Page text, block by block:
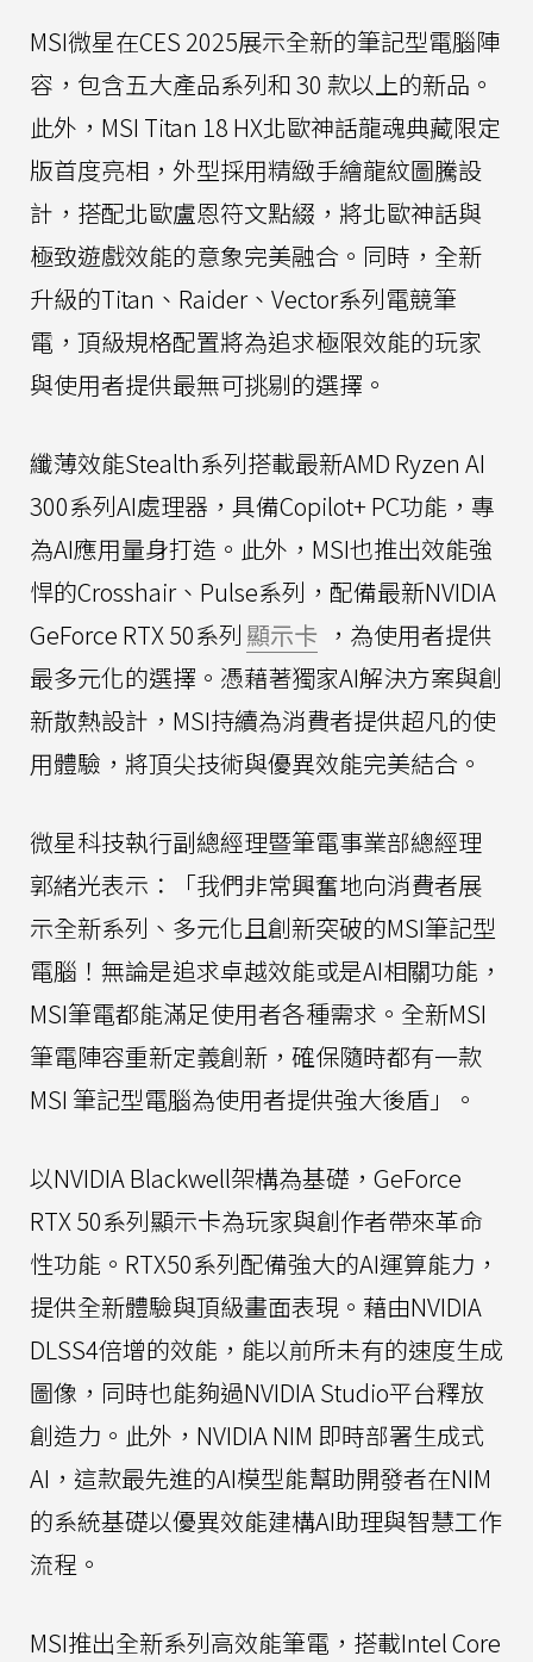
MSI微星在CES 2025展示全新的筆記型電腦陣
容，包含五大產品系列和 30 款以上的新品。
此外，MSI Titan 18 HX北歐神話龍魂典藏限定
版首度亮相，外型採用精緻手繪龍紋圖騰設
計，搭配北歐盧恩符文點綴，將北歐神話與
極致遊戲效能的意象完美融合。同時，全新
升級的Titan、Raider、Vector系列電競筆
電，頂級規格配置將為追求極限效能的玩家
與使用者提供最無可挑剔的選擇。
纖薄效能Stealth系列搭載最新AMD Ryzen AI
300系列AI處理器，具備Copilot+ PC功能，專
為AI應用量身打造。此外，MSI也推出效能強
悍的Crosshair、Pulse系列，配備最新NVIDIA
GeForce RTX 50系列 顯示卡 ，為使用者提供
最多元化的選擇。憑藉著獨家AI解決方案與創
新散熱設計，MSI持續為消費者提供超凡的使
用體驗，將頂尖技術與優異效能完美結合。
微星科技執行副總經理暨筆電事業部總經理
郭緒光表示：「我們非常興奮地向消費者展
示全新系列、多元化且創新突破的MSI筆記型
電腦！無論是追求卓越效能或是AI相關功能，
MSI筆電都能滿足使用者各種需求。全新MSI
筆電陣容重新定義創新，確保隨時都有一款
MSI 筆記型電腦為使用者提供強大後盾」。
以NVIDIA Blackwell架構為基礎，GeForce
RTX 50系列顯示卡為玩家與創作者帶來革命
性功能。RTX50系列配備強大的AI運算能力，
提供全新體驗與頂級畫面表現。藉由NVIDIA
DLSS4倍增的效能，能以前所未有的速度生成
圖像，同時也能夠過NVIDIA Studio平台釋放
創造力。此外，NVIDIA NIM 即時部署生成式
AI，這款最先進的AI模型能幫助開發者在NIM
的系統基礎以優異效能建構AI助理與智慧工作
流程。
MSI推出全新系列高效能筆電，搭載Intel Core